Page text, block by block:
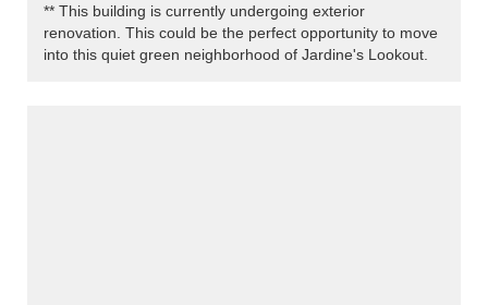
** This building is currently undergoing exterior
renovation. This could be the perfect opportunity to move
into this quiet green neighborhood of Jardine's Lookout.